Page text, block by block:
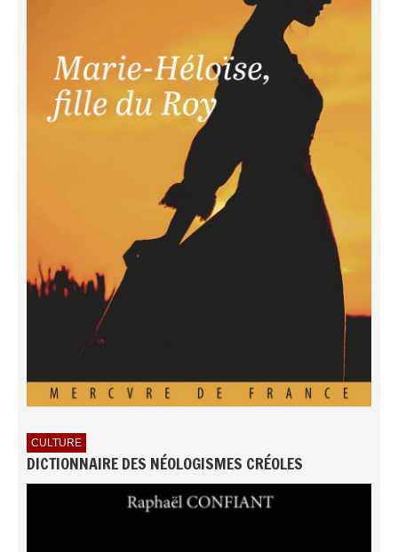
CULTURE
DICTIONNAIRE DES NÉOLOGISMES CRÉOLES